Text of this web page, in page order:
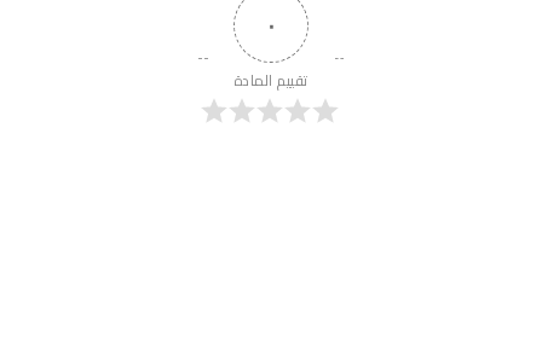
٠
تقييم المادة